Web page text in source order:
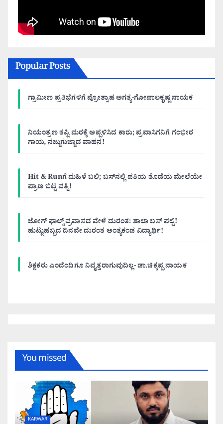
Popular Posts
ಗ್ರಾಮೀಣ ಪ್ರತಿಭೆಗಳಿಗೆ ಪ್ರೋತ್ಸಾಹ ಅಗತ್ಯ-ಗೋಪಾಲಕೃಷ್ಣ ನಾಯಕ
ನಿಯಂತ್ರಣ ತಪ್ಪಿ ಮರಕ್ಕೆ ಅಪ್ಪಳಿಸಿದ ಕಾರು; ಪ್ರವಾಸಿಗನಿಗೆ ಗಂಭೀರ
ಗಾಯ, ನಜ್ಜುಗುಜ್ಜಾದ ವಾಹನ!
Hit & Runಗೆ ಮಹಿಳೆ ಬಲಿ; ಬಸ್‌ನಲ್ಲಿ ಪತಿಯ ತೊಡೆಯ ಮೇಲೆಯೇ
ಪ್ರಾಣ ಬಿಟ್ಟ ಪತ್ನಿ!
ಜೋಗ್ ಫಾಲ್ಸ್ ಪ್ರವಾಸದ ವೇಳೆ ದುರಂತ: ಶಾಲಾ ಬಸ್ ಪಲ್ಟಿ!
ಹುಟ್ಟುಹಬ್ಬದ ದಿನವೇ ದುರಂತ ಅಂತ್ಯಕಂಡ ವಿದ್ಯಾರ್ಥಿ!
ಶಿಕ್ಷಕರು ಎಂದೆಂದಿಗೂ ನಿವೃತ್ತರಾಗುವುದಿಲ್ಲ- ಡಾ.ಚಿಕ್ಕಪ್ಪ ನಾಯಕ
You missed
KARWAR